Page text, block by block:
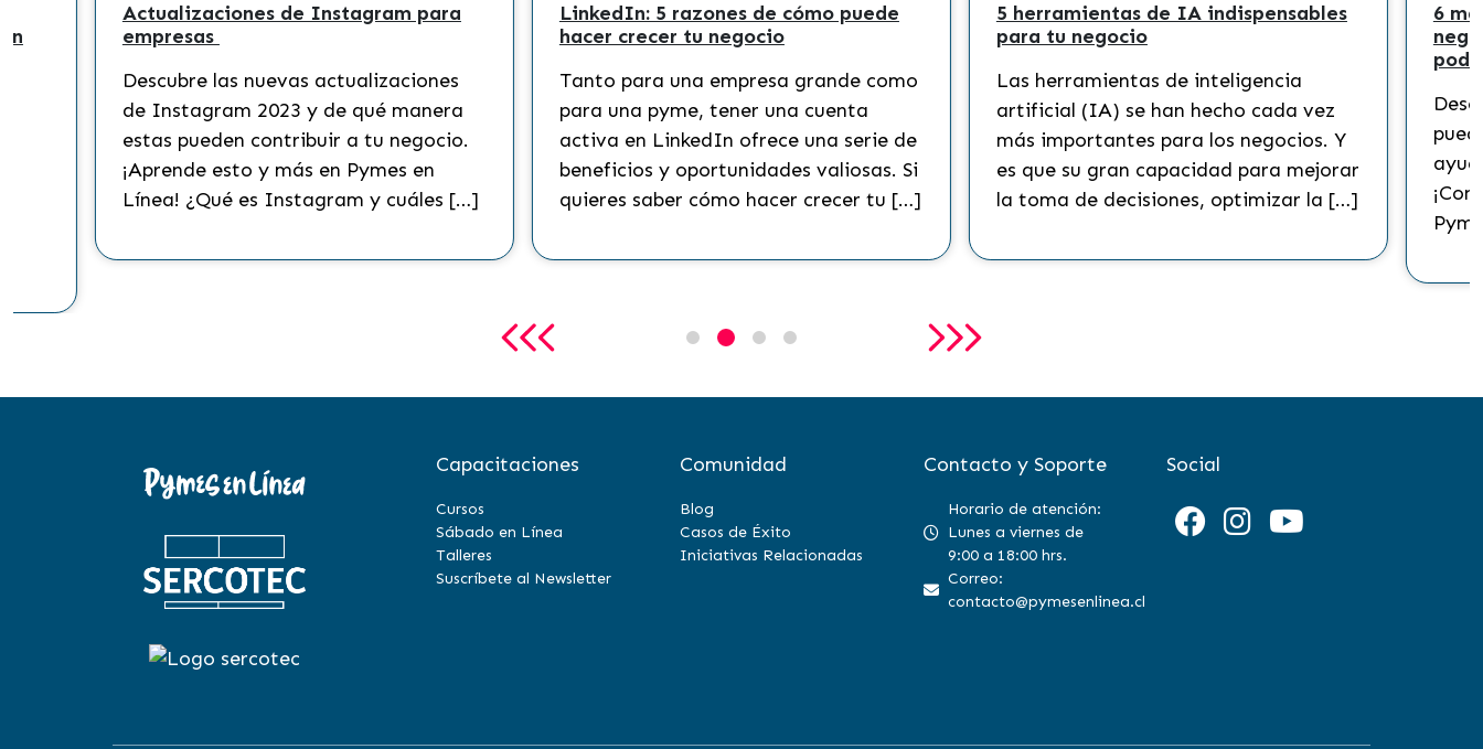
Actualizaciones de Instagram para
empresas
Descubre las nuevas actualizaciones
de Instagram 2023 y de qué manera
estas pueden contribuir a tu negocio.
¡Aprende esto y más en Pymes en
Línea! ¿Qué es Instagram y cuáles […]
LinkedIn: 5 razones de cómo puede
hacer crecer tu negocio
Tanto para una empresa grande como
para una pyme, tener una cuenta
activa en LinkedIn ofrece una serie de
beneficios y oportunidades valiosas. Si
quieres saber cómo hacer crecer tu […]
5 herramientas de IA indispensables
para tu negocio
Las herramientas de inteligencia
artificial (IA) se han hecho cada vez
más importantes para los negocios. Y
es que su gran capacidad para mejorar
la toma de decisiones, optimizar la […]
6
Capacitaciones
Cursos
Sábado en Línea
Talleres
Suscríbete al Newsletter
Comunidad
Blog
Casos de Éxito
Iniciativas Relacionadas
Contacto y Soporte
Horario de atención:
Lunes a viernes de
9:00 a 18:00 hrs.
Correo:
contacto@pymesenlinea.cl
Social